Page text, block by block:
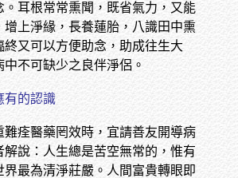
。耳根常常熏聞，既省氣力，又能
增上淨緣，長養蓮胎，八識田中熏
終又可以方便助念，助成往生大
中不可缺少之良伴淨侶。
有的認識
難痊醫藥罔效時，宜請善友開導病
解說：人生總是苦空無常的，惟有
界最為清淨莊嚴。人間富貴轉眼即